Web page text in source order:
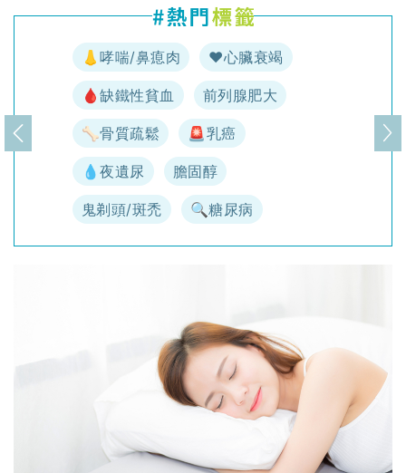
👃哮喘/鼻瘜肉 ♥️心臟衰竭
🩸缺鐵性貧血 前列腺肥大
🦴骨質疏鬆 🚨乳癌
💧夜遺尿 膽固醇
鬼剃頭/斑禿 🔍糖尿病
上一頁 下